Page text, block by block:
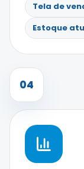
Tela de
Estoque
04